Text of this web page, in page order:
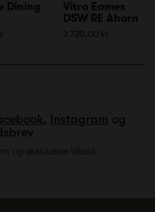
Dining
Vitra Eames
DSW RE Ahorn
3 720,00 kr
, Instagram og
og eksklusive tilbud